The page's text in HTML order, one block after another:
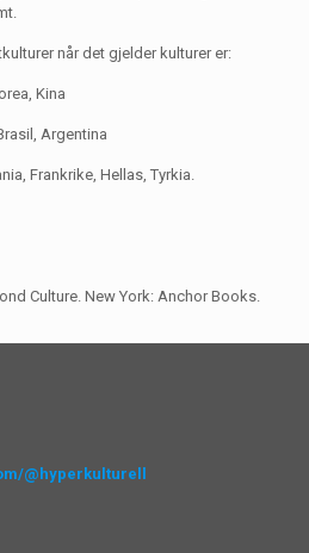
når det gjelder kulturer er:
Kina
Argentina
Frankrike, Hellas, Tyrkia.
Culture. New York: Anchor Books.
@hyperkulturell